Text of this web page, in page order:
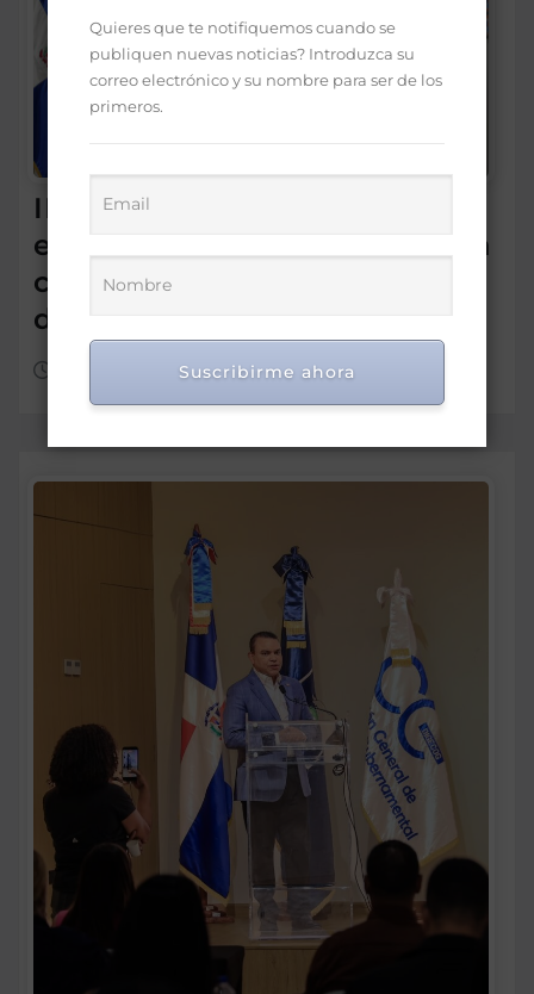
IDEICE y MINERD coordinan
estrategias para fortalecer la
calidad de la educación
dominicana
Quieres que te notifiquemos cuando se
publiquen nuevas noticias? Introduzca su
correo electrónico y su nombre para ser de los
primeros.
Suscribirme ahora